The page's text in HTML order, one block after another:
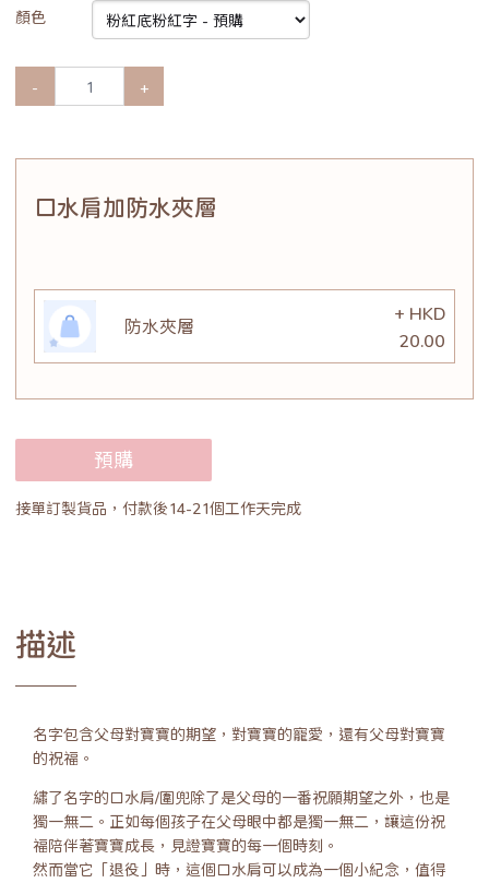
顏色
- +
口水肩加防水夾層
防水夾層
+ HKD
20.00
預購
接單訂製貨品，付款後14-21個工作天完成
描述
名字包含父母對寶寶的期望，對寶寶的寵愛，還有父母對寶寶
的祝福。
繡了名字的口水肩/圍兜除了是父母的一番祝願期望之外，也是
獨一無二。正如每個孩子在父母眼中都是獨一無二，讓這份祝
福陪伴著寶寶成長，見證寶寶的每一個時刻。
然而當它「退役」時，這個口水肩可以成為一個小紀念，值得